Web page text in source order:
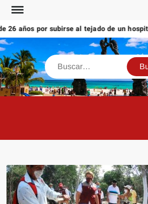
Saltar
contenido
años por subirse al tejado de un hospital
Buscar